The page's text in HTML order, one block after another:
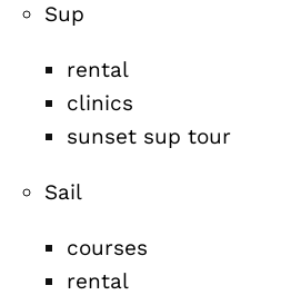
Sup
rental
clinics
sunset sup tour
Sail
courses
rental